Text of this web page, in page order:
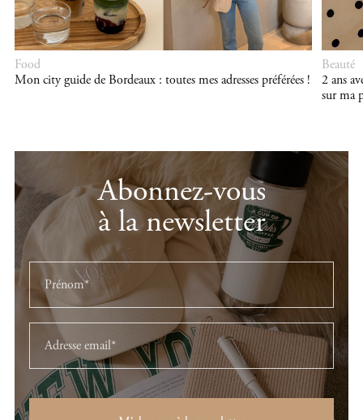
Food
Mon city guide de Bordeaux : toutes mes adresses préférées !
Beauté
2 ans
sur ma
Abonnez-vous
à la newsletter